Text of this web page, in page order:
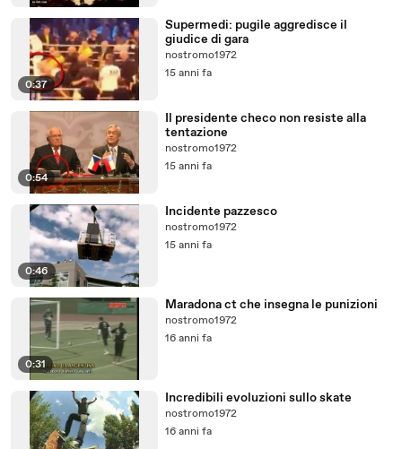
0:37
Supermedi: pugile aggredisce il
giudice di gara
nostromo1972
15 anni fa
0:54
Il presidente checo non resiste alla
tentazione
nostromo1972
15 anni fa
0:46
Incidente pazzesco
nostromo1972
15 anni fa
0:31
Maradona ct che insegna le punizioni
nostromo1972
16 anni fa
Incredibili evoluzioni sullo skate
nostromo1972
16 anni fa